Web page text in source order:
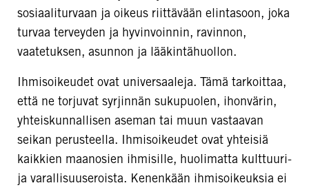
sosiaaliturvaan ja oikeus riittävään elintasoon, joka
turvaa terveyden ja hyvinvoinnin, ravinnon,
vaatetuksen, asunnon ja lääkintähuollon.
Ihmisoikeudet ovat universaaleja. Tämä tarkoittaa,
että ne torjuvat syrjinnän sukupuolen, ihonvärin,
yhteiskunnallisen aseman tai muun vastaavan
seikan perusteella. Ihmisoikeudet ovat yhteisiä
kaikkien maanosien ihmisille, huolimatta kulttuuri-
ja varallisuuseroista. Kenenkään ihmisoikeuksia ei